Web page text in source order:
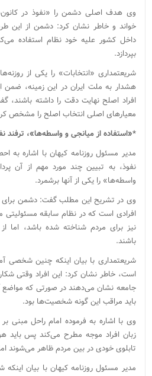
خواند و خاطر نشان کرد: دشمن از این
داخل کشور علیه خود نظام استفاده
بپردازد.
شریعتمداری «انتخابات» را یکی از
هشدار به ملت ایران در این زمینه، ضمن
افراد اصلح نهایت دقت را داشته باشند،
معیارهای اصلی انتخاب اصلح را مشخص
*«استفاده از میانجی و واسطه‌ها»، ترفند
نفوذ، به تبیین چند مورد مهم از آن
واسطه‌ها» را یکی از آنها برشمرد.
وی در تشریح این مطلب گفت: دشمن برای
افرادی است که در نظام سابقه مسئولیتی
باشند.
شریعتمداری با بیان اینکه چنین
است، خاطر نشان کرد: این افراد وقتی
جامعه نشان می‌دهند در صورتی که
باید مراقب این گونه شخصیت‌ها بود.
وی با اشاره به فرموده امام راحل مبنی
زبان افراد موجه مطرح می‌کند پس باید
تابلوی خودی در بین مردم ظاهر می‌شوند
مدیر مسئول روزنامه کیهان با بیان